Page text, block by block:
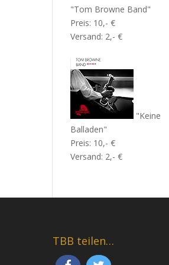
"Tom Browne Band"
Preis: 10,- €
Versand: 2,- €
"Keine
Balladen"
Preis: 10,- €
Versand: 2,- €
TBB teilen…